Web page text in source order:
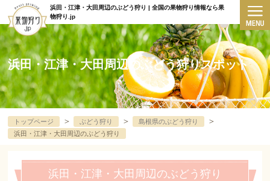
浜田・江津・大田周辺のぶどう狩り | 全国の果物狩り情報なら果
物狩り.jp
浜田・江津・大田周辺のぶどう狩りスポット
トップページ ＞ ぶどう狩り ＞ 島根県のぶどう狩り ＞
浜田・江津・大田周辺のぶどう狩り
浜田・江津・大田周辺のぶどう狩り